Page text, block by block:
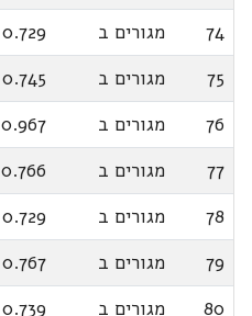
74
מגורים ב 0.729
75
מגורים ב 0.745
76
מגורים ב 0.967
77
מגורים ב 0.766
78
מגורים ב 0.729
79
מגורים ב 0.767
80
מגורים ב 0.739